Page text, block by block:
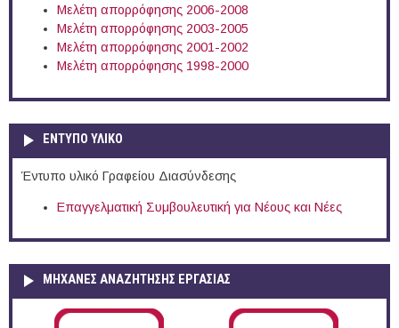
Μελέτη απορρόφησης 2006-2008
Μελέτη απορρόφησης 2003-2005
Μελέτη απορρόφησης 2001-2002
Μελέτη απορρόφησης 1998-2000
ΕΝΤΥΠΟ ΥΛΙΚΟ
Έντυπο υλικό Γραφείου Διασύνδεσης
Επαγγελματική Συμβουλευτική για Νέους και Νέες
ΜΗΧΑΝΕΣ ΑΝΑΖΗΤΗΣΗΣ ΕΡΓΑΣΙΑΣ